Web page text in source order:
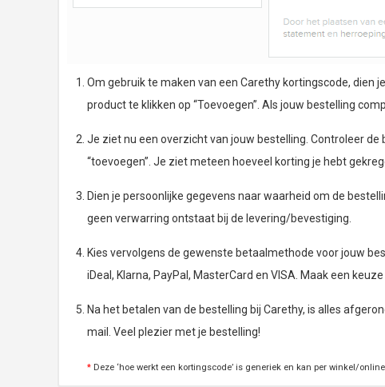
Om gebruik te maken van een Carethy kortingscode, dien
product te klikken op “Toevoegen”. Als jouw bestelling
Je ziet nu een overzicht van jouw bestelling. Controleer
“toevoegen”. Je ziet meteen hoeveel korting je hebt
Dien je persoonlijke gegevens naar waarheid om de
geen verwarring ontstaat bij de levering/bevestiging.
Kies vervolgens de gewenste betaalmethode voor jouw
iDeal, Klarna, PayPal, MasterCard en VISA. Maak een keuze
Na het betalen van de bestelling bij Carethy, is alles
mail. Veel plezier met je bestelling!
* Deze ‘hoe werkt een kortingscode’ is generiek en kan per winkel/